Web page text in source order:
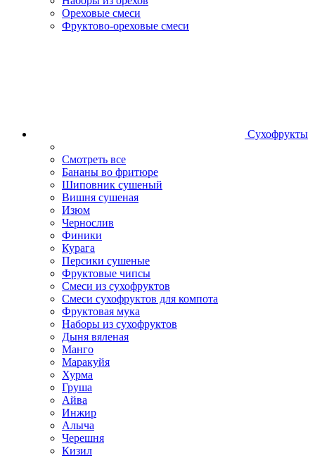
Ореховые смеси
Фруктово-ореховые смеси
Сухофрукты
Смотреть все
Бананы во фритюре
Шиповник сушеный
Вишня сушеная
Изюм
Чернослив
Финики
Курага
Персики сушеные
Фруктовые чипсы
Смеси из сухофруктов
Смеси сухофруктов для компота
Фруктовая мука
Наборы из сухофруктов
Дыня вяленая
Манго
Маракуйя
Хурма
Груша
Айва
Инжир
Алыча
Черешня
Кизил